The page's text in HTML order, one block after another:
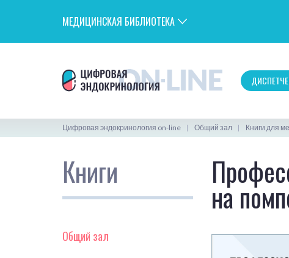
МЕДИЦИНСКАЯ БИБЛИОТЕКА
Цифровая эндокринология on-line Общий зал Книги для
Книги
Общий зал
на